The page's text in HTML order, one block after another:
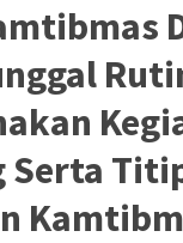
Serta